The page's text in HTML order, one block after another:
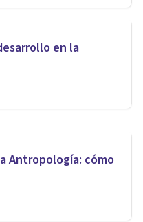
en la
qué
enfoque
Antropología: cómo